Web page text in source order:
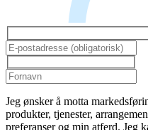
Jeg ønsker å motta
produkter, tjenester,
preferanser og min atferd. Jeg